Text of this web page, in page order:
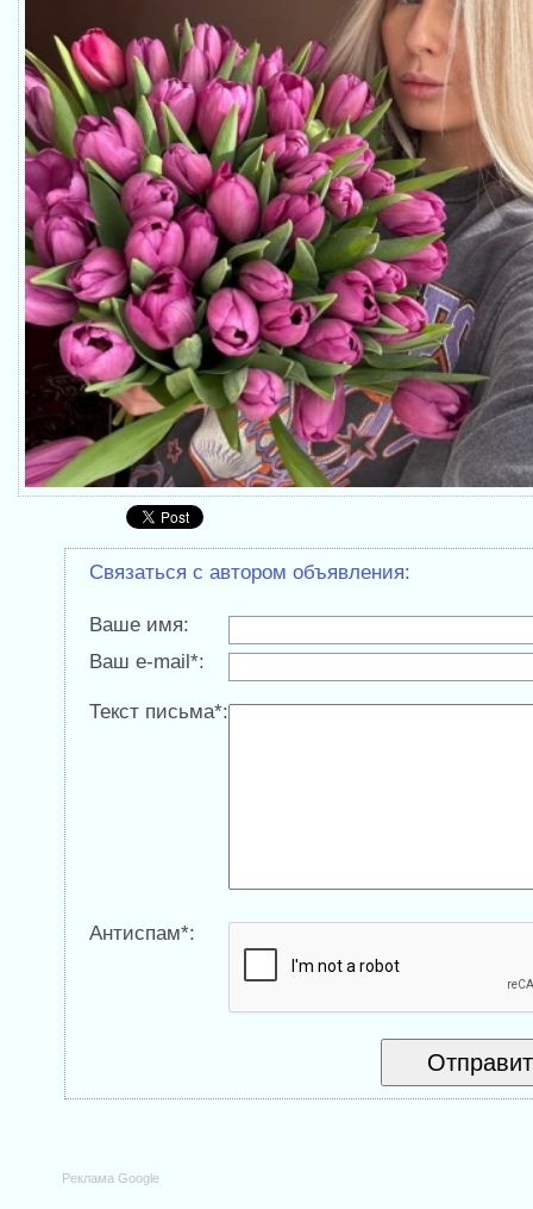
Связаться с автором объявления:
Ваше имя:
Ваш e-mail*:
Текст письма*:
Антиспам*:
Реклама Google